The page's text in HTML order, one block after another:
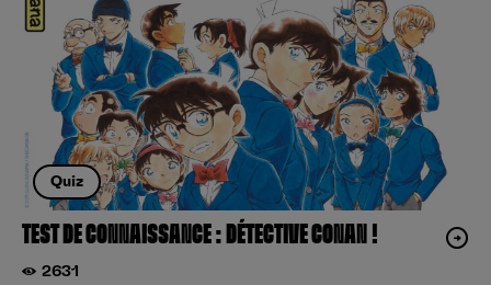
Quiz
TEST DE CONNAISSANCE : DÉTECTIVE CONAN !
2631